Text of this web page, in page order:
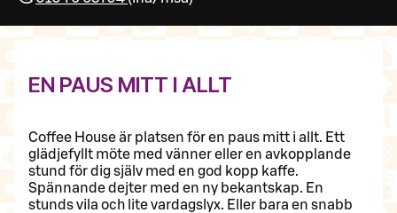
EN PAUS MITT I ALLT
Coffee House är platsen för en paus mitt i allt. Ett
glädjefyllt möte med vänner eller en avkopplande
stund för dig själv med en god kopp kaffe.
Spännande dejter med en ny bekantskap. En
stunds vila och lite vardagslyx. Eller bara en snabb